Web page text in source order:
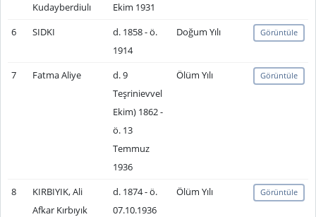
Kudayberdiulı
Ekim 1931
6 SIDKI
d. 1858 - ö.
1914
Doğum Yılı Görüntüle
7 Fatma Aliye
d. 9
Teşrinievvel
Ekim) 1862 -
ö. 13
Temmuz
1936
Ölüm Yılı Görüntüle
8
KIRBIYIK, Ali
Afkar Kırbıyık
d. 1874 - ö.
07.10.1936
Ölüm Yılı Görüntüle